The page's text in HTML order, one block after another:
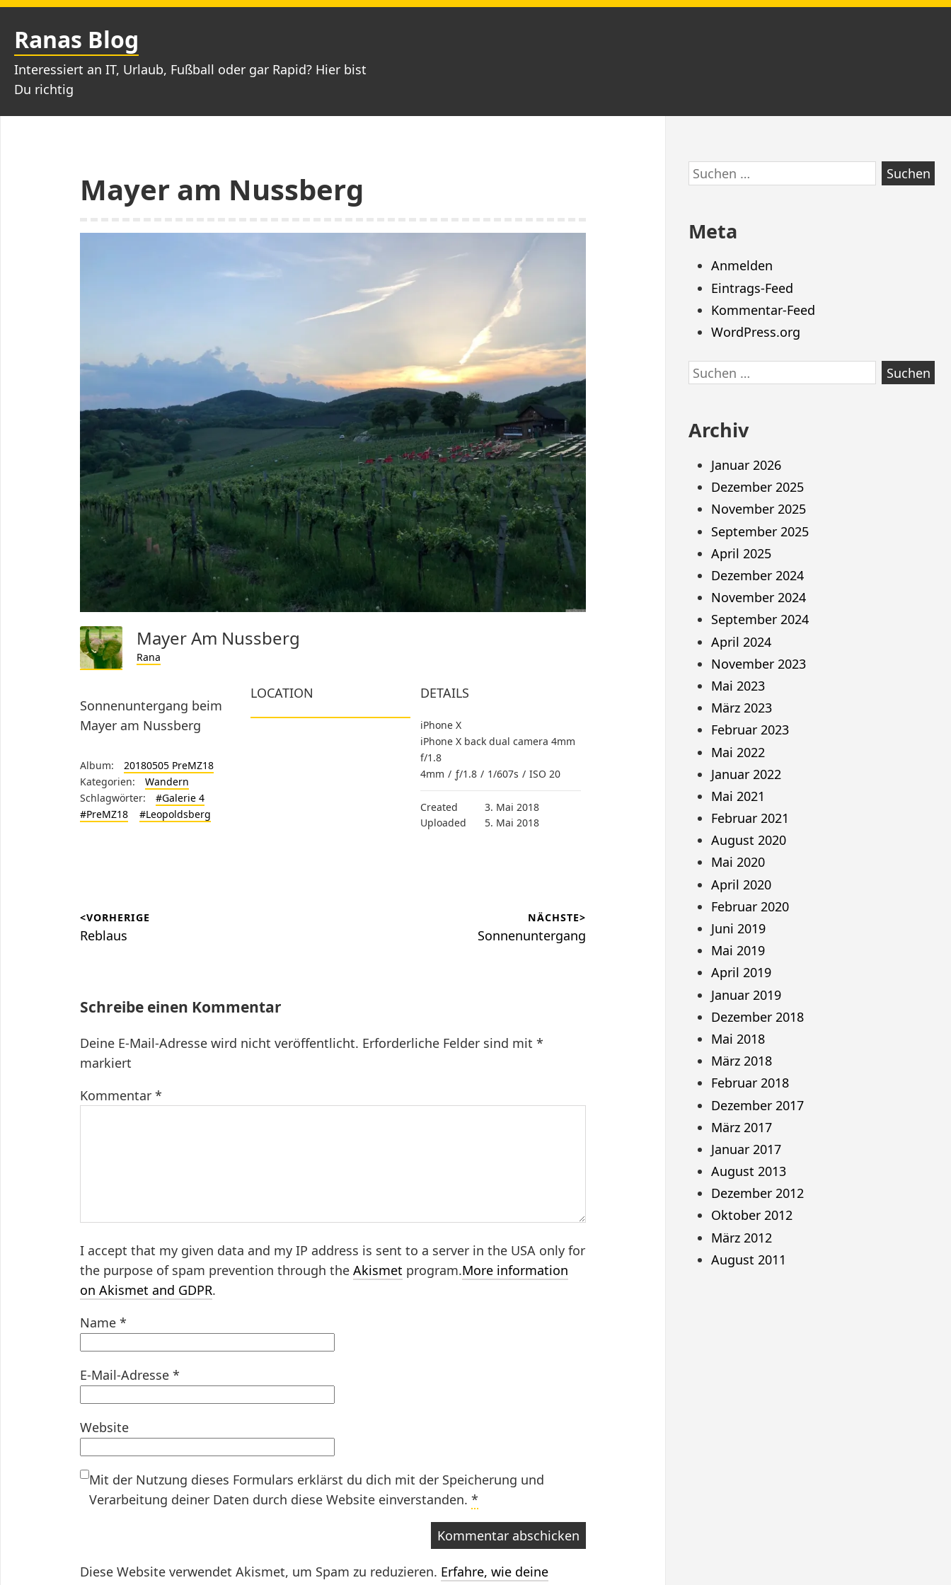
Zum
Inhalt
springen
Ranas Blog
Interessiert an IT, Urlaub, Fußball oder gar Rapid? Hier bist
Du richtig
Mayer am Nussberg
Mayer Am Nussberg
Rana
Sonnenuntergang beim
Mayer am Nussberg
Album:
20180505 PreMZ18
Kategorien:
Wandern
Schlagwörter:
#Galerie 4
#PreMZ18
#Leopoldsberg
LOCATION DETAILS
iPhone X
iPhone X back dual camera 4mm
f/1.8
4mm / ƒ/1.8 / 1/607s / ISO 20
Created
3. Mai 2018
Uploaded
5. Mai 2018
<VORHERIGE
Vorheriger
Reblaus
NÄCHSTE>
Nächster
Sonnenuntergang
Schreibe einen Kommentar
Deine E-Mail-Adresse wird nicht veröffentlicht. Erforderliche Felder sind mit *
markiert
Kommentar *
I accept that my given data and my IP address is sent to a server in the USA only for
the purpose of spam prevention through the Akismet program.More information
on Akismet and GDPR.
Name *
E-Mail-Adresse *
Website
Mit der Nutzung dieses Formulars erklärst du dich mit der Speicherung und
Verarbeitung deiner Daten durch diese Website einverstanden. *
Diese Website verwendet Akismet, um Spam zu reduzieren. Erfahre, wie deine
Zum
Footer
Suchen
nach:
Meta
Anmelden
Eintrags-Feed
Kommentar-Feed
WordPress.org
Suchen
nach:
Archiv
Januar 2026
Dezember 2025
November 2025
September 2025
April 2025
Dezember 2024
November 2024
September 2024
April 2024
November 2023
Mai 2023
März 2023
Februar 2023
Mai 2022
Januar 2022
Mai 2021
Februar 2021
August 2020
Mai 2020
April 2020
Februar 2020
Juni 2019
Mai 2019
April 2019
Januar 2019
Dezember 2018
Mai 2018
März 2018
Februar 2018
Dezember 2017
März 2017
Januar 2017
August 2013
Dezember 2012
Oktober 2012
März 2012
August 2011